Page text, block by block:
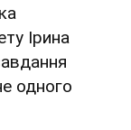
Ірина
одного